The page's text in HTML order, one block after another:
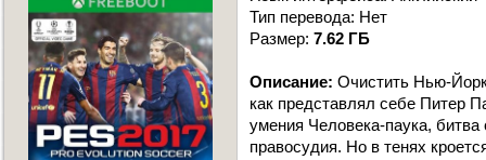
Тип перевода: Нет
Размер: 7.62 ГБ
Описание: Очистить Нью-Йорк
как представлял себе Питер
умения Человека-паука, битва
правосудия. Но в тенях